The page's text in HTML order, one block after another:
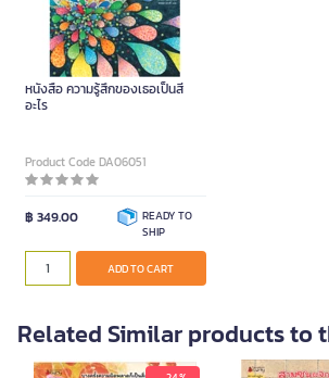
หนังสือ ความรู้สึกของเธอเป็นสี
อะไร
Product Code DA06051
฿ 349.00
READY TO
SHIP
ADD TO CART
Related Similar products to